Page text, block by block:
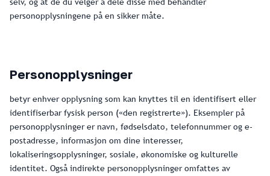
personopplysningene på en sikker måte.
Personopplysninger
betyr enhver opplysning som kan knyttes til en identifisert eller
identifiserbar fysisk person («den registrerte»). Eksempler på
personopplysninger er navn, fødselsdato, telefonnummer og e-
postadresse, informasjon om dine interesser,
lokaliseringsopplysninger, sosiale, økonomiske og kulturelle
identitet. Også indirekte personopplysninger omfattes av